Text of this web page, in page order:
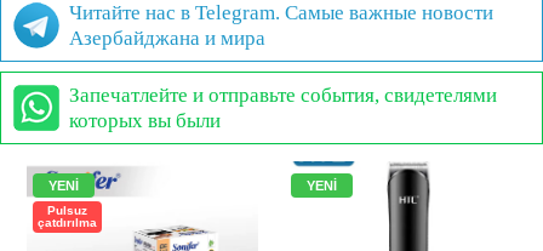
Читайте нас в Telegram. Самые важные новости
Азербайджана и мира
Запечатлейте и отправьте события, свидетелями
которых вы были